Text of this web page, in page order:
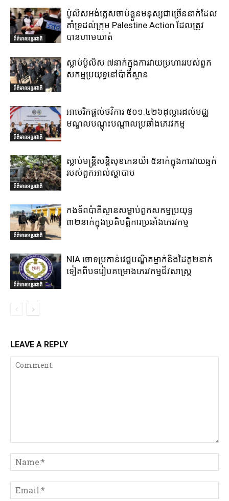
ព័ត៌មានអន្តរជាតិ
ប៉ូលិសអង់គ្លេសចាប់ខ្លួនមនុស្សជាច្រើននាក់ដែល
គាំទ្រដល់ក្រុម Palestine Action ដែលត្រូវ
បានហាមឃាត់
ព័ត៌មានអន្តរជាតិ
ស្លាប់ប៉ូលិស ៧នាក់ក្នុងការវាយប្រហាររបស់ពួក
សកម្មប្រយុទ្ធនៅប៉ាគីស្ថាន
ព័ត៌មានអន្តរជាតិ
អាមេរិកផ្តល់ថវិការ ៥០១.៤២៦ដុល្លារដល់មជ្ឈ
មណ្ឌលបណ្តុះបណ្តាលប្រឆាំងភេរវកម្ម
ព័ត៌មានអន្តរជាតិ
ស្លាប់មន្ត្រីសន្តិសុខកេនយ៉ា ៥នាក់ក្នុងការវាយឆ្មក់
របស់ពួកអាល់ស្ហាបាប
ព័ត៌មានអន្តរជាតិ
កងទ័ពប៉ាគីស្ថានសម្លាប់ពួកសកម្មប្រយុទ្ធ
៣២នាក់ក្នុងប្រតិបត្តិការប្រឆាំងភេរវកម្ម
ព័ត៌មានអន្តរជាតិ
NIA ចោទប្រកាន់វេជ្ជបណ្ឌិតម្នាក់និងដៃគូ២នាក់
ទៀតពីបទរៀបគម្រោងភេរវកម្មជីវសាស្ត្រ
LEAVE A REPLY